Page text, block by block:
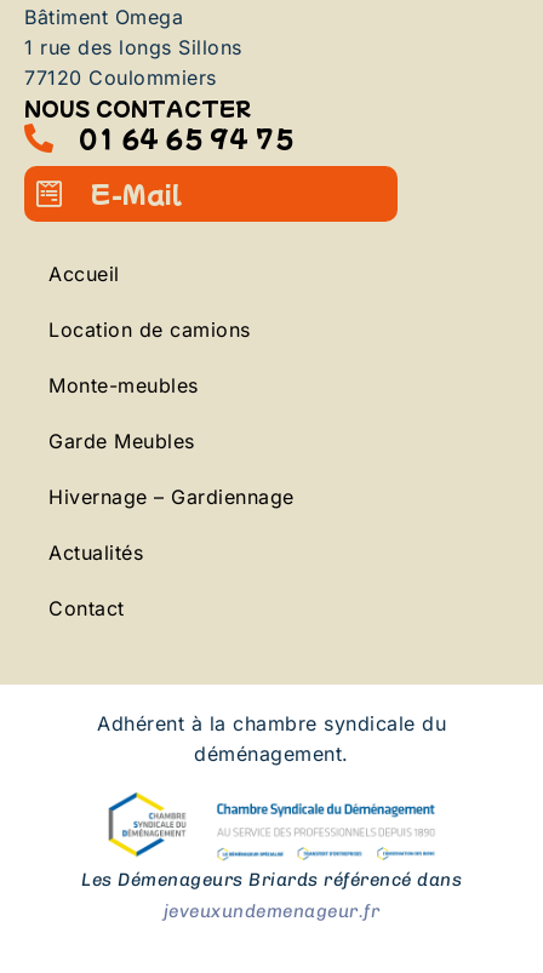
Bâtiment Omega
1 rue des longs Sillons
77120 Coulommiers
NOUS CONTACTER
01 64 65 94 75
E-Mail
Accueil
Location de camions
Monte-meubles
Garde Meubles
Hivernage – Gardiennage
Actualités
Contact
Adhérent à la chambre syndicale du
déménagement.
Les Démenageurs Briards référencé dans
jeveuxundemenageur.fr